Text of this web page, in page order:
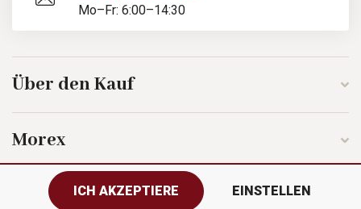
Mo–Fr: 6:00–14:30
Über den Kauf
Morex
ICH AKZEPTIERE EINSTELLEN